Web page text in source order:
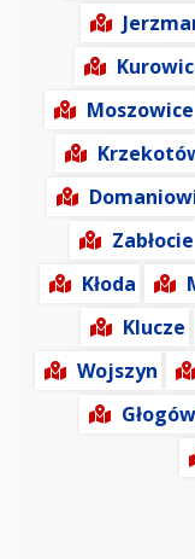
Moszowice
Zabłocie
Kłoda
Klucze
Wojszyn